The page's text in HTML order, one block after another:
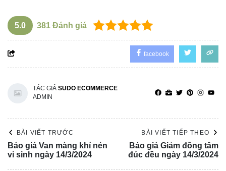
5.0 381 Đánh giá
facebook
TÁC GIẢ SUDO ECOMMERCE
ADMIN
BÀI VIẾT TRƯỚC
Báo giá Van màng khí nén
vi sinh ngày 14/3/2024
BÀI VIẾT TIẾP THEO
Báo giá Giảm đồng tâm
đúc đều ngày 14/3/2024